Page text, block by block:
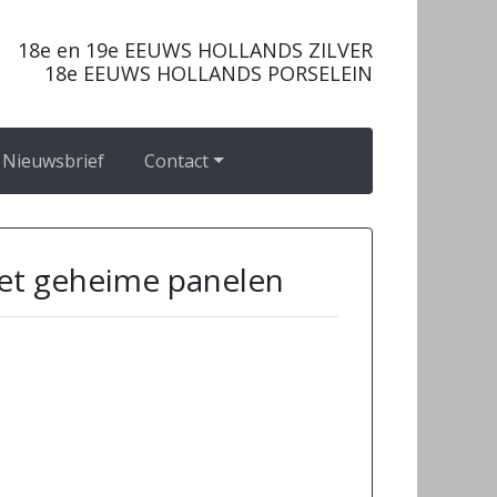
18e en 19e EEUWS HOLLANDS ZILVER
18e EEUWS HOLLANDS PORSELEIN
Nieuwsbrief Contact
geheime panelen